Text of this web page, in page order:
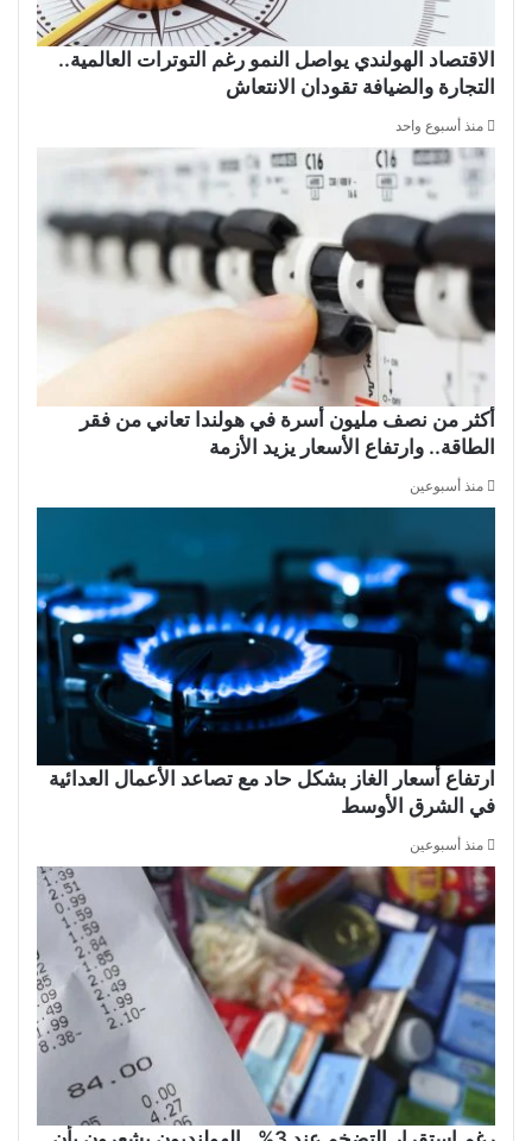
الاقتصاد الهولندي يواصل النمو رغم التوترات العالمية..
التجارة والضيافة تقودان الانتعاش
منذ أسبوع واحد
أكثر من نصف مليون أسرة في هولندا تعاني من فقر
الطاقة.. وارتفاع الأسعار يزيد الأزمة
منذ أسبوعين
ارتفاع أسعار الغاز بشكل حاد مع تصاعد الأعمال العدائية
في الشرق الأوسط
منذ أسبوعين